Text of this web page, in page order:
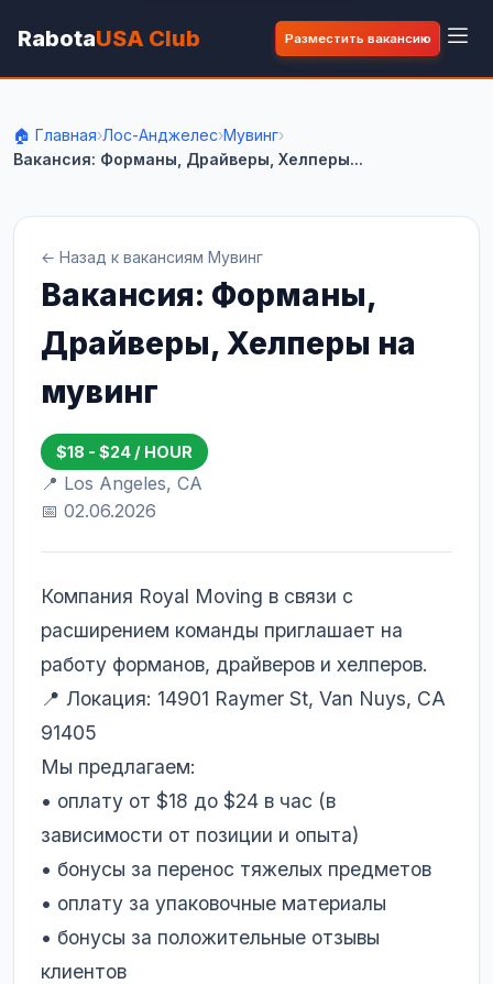
RabotaUSA Club Разместить вакансию
🏠 Главная›Лос-Анджелес›Мувинг›
Вакансия: Форманы, Драйверы, Хелперы...
← Назад к вакансиям Мувинг
Вакансия: Форманы,
Драйверы, Хелперы на
мувинг
$18 - $24 / HOUR
📍 Los Angeles, CA
📅 02.06.2026
Компания Royal Moving в связи с
расширением команды приглашает на
работу форманов, драйверов и хелперов.
📍 Локация: 14901 Raymer St, Van Nuys, CA
91405
Мы предлагаем:
• оплату от $18 до $24 в час (в
зависимости от позиции и опыта)
• бонусы за перенос тяжелых предметов
• оплату за упаковочные материалы
• бонусы за положительные отзывы
клиентов